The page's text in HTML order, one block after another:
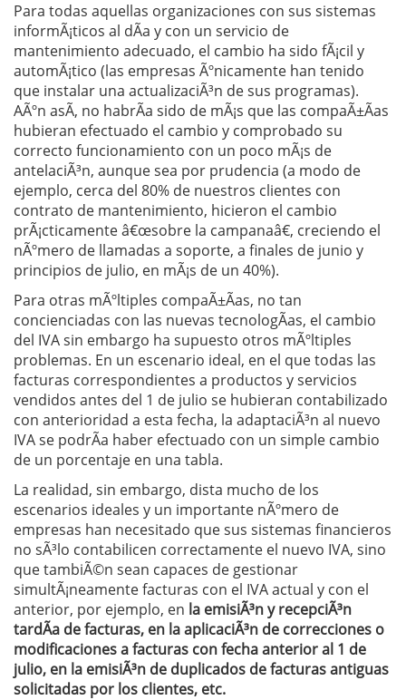
Para todas aquellas organizaciones con sus sistemas
informÃ¡ticos al dÃ­a y con un servicio de
mantenimiento adecuado, el cambio ha sido fÃ¡cil y
automÃ¡tico (las empresas Ãºnicamente han tenido
que instalar una actualizaciÃ³n de sus programas).
AÃºn asÃ­, no habrÃ­a sido de mÃ¡s que las compaÃ±Ã­as
hubieran efectuado el cambio y comprobado su
correcto funcionamiento con un poco mÃ¡s de
antelaciÃ³n, aunque sea por prudencia (a modo de
ejemplo, cerca del 80% de nuestros clientes con
contrato de mantenimiento, hicieron el cambio
prÃ¡cticamente â€œsobre la campanaâ€, creciendo el
nÃºmero de llamadas a soporte, a finales de junio y
principios de julio, en mÃ¡s de un 40%).
Para otras mÃºltiples compaÃ±Ã­as, no tan
concienciadas con las nuevas tecnologÃ­as, el cambio
del IVA sin embargo ha supuesto otros mÃºltiples
problemas. En un escenario ideal, en el que todas las
facturas correspondientes a productos y servicios
vendidos antes del 1 de julio se hubieran contabilizado
con anterioridad a esta fecha, la adaptaciÃ³n al nuevo
IVA se podrÃ­a haber efectuado con un simple cambio
de un porcentaje en una tabla.
La realidad, sin embargo, dista mucho de los
escenarios ideales y un importante nÃºmero de
empresas han necesitado que sus sistemas financieros
no sÃ³lo contabilicen correctamente el nuevo IVA, sino
que tambiÃ©n sean capaces de gestionar
simultÃ¡neamente facturas con el IVA actual y con el
anterior, por ejemplo, en la emisiÃ³n y recepciÃ³n
tardÃ­a de facturas, en la aplicaciÃ³n de correcciones o
modificaciones a facturas con fecha anterior al 1 de
julio, en la emisiÃ³n de duplicados de facturas antiguas
solicitadas por los clientes, etc.